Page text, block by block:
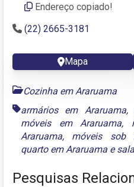
Endereço copiado!
(22) 2665-3181
Mapa
Cozinha em Araruama
armários em Araruama,
móveis em Araruama,
Araruama, móveis sob
quarto em Araruama e
Pesquisas